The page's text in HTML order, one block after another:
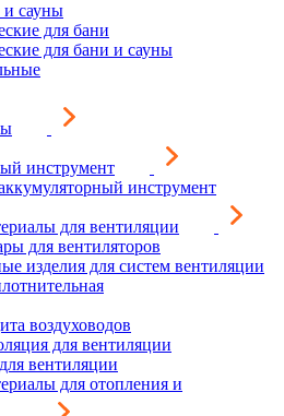
и сауны
для бани
для бани и сауны
инструмент
инструмент
для вентиляции
для вентиляторов
изделия для систем вентиляции
воздуховодов
для вентиляции
вентиляции
для отопления и